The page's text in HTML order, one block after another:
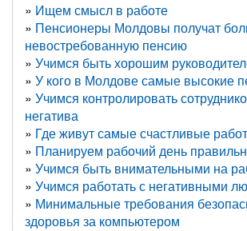
Ищем смысл в работе
Пенсионеры Молдовы получат
невостребованную пенсию
Учимся быть хорошим
У кого в Молдове самые высокие
Учимся контролировать
негатива
Где живут самые счастливые
Планируем рабочий день
Учимся быть внимательными на
Учимся работать с негативными
Минимальные требования
здоровья за компьютером